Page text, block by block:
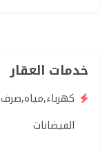
خدمات العقار
الفيضانات